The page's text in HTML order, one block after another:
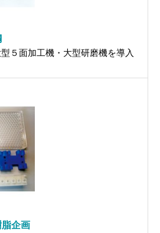
５面加工機・大型研磨機を導入
企画